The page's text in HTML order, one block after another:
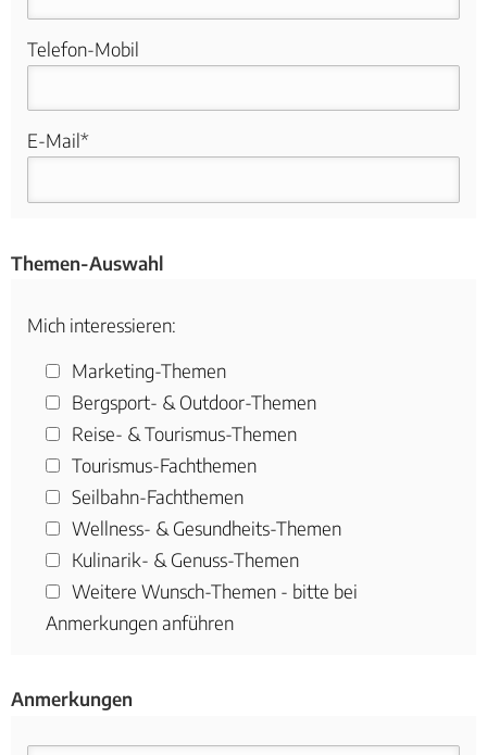
Telefon-Mobil
E-Mail*
Themen-Auswahl
Mich interessieren:
Marketing-Themen
Bergsport- & Outdoor-Themen
Reise- & Tourismus-Themen
Tourismus-Fachthemen
Seilbahn-Fachthemen
Wellness- & Gesundheits-Themen
Kulinarik- & Genuss-Themen
Weitere Wunsch-Themen - bitte bei
Anmerkungen anführen
Anmerkungen